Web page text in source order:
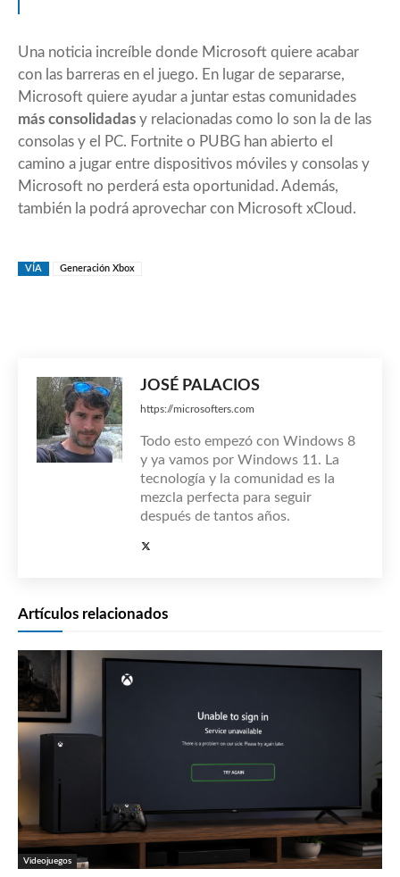
Una noticia increíble donde Microsoft quiere acabar
con las barreras en el juego. En lugar de separarse,
Microsoft quiere ayudar a juntar estas comunidades
más consolidadas y relacionadas como lo son la de las
consolas y el PC. Fortnite o PUBG han abierto el
camino a jugar entre dispositivos móviles y consolas y
Microsoft no perderá esta oportunidad. Además,
también la podrá aprovechar con Microsoft xCloud.
VÍA Generación Xbox
JOSÉ PALACIOS
https://microsofters.com
Todo esto empezó con Windows 8
y ya vamos por Windows 11. La
tecnología y la comunidad es la
mezcla perfecta para seguir
después de tantos años.
Artículos relacionados
Videojuegos